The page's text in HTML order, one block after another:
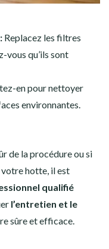
Replacez les filtres
vous qu’ils sont
en pour nettoyer
environnantes.
de la procédure ou si
hotte, il est
qualifié
l’entretien et le
sûre et efficace.